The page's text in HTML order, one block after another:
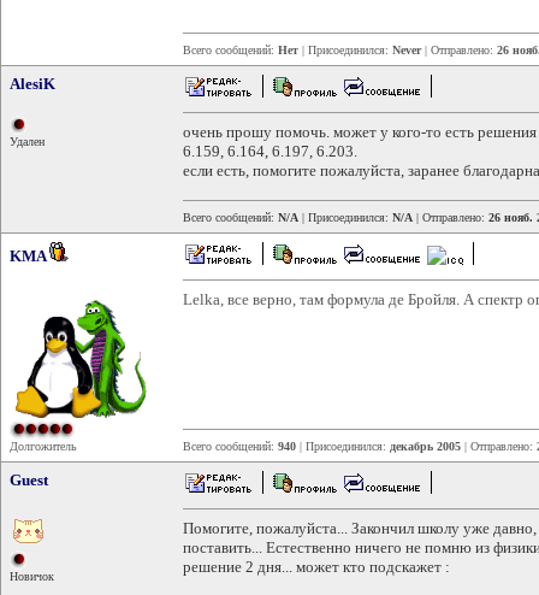
Всего сообщений: Нет | Присоединился: Never| Отправлено: 26
AlesiK
Удален
очень прошу помочь. может у кого-то есть
6.159, 6.164, 6.197, 6.203.
если есть, помогите пожалуйста, заранее
Всего сообщений: N/A | Присоединился: N/A | Отправлено: 26 нояб.
KMA
Долгожитель
Lelka, все верно, там формула де Бройля. А спектр
Всего сообщений: 940 | Присоединился: декабрь 2005 | Отправлено:
Guest
Новичок
Помогите, пожалуйста... Закончил школу уже
поставить... Естественно ничего не помню из
решение 2 дня... может кто подскажет :